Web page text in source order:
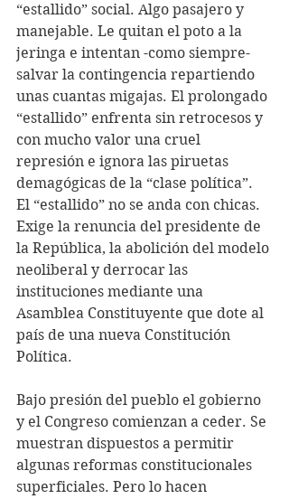
“estallido” social. Algo pasajero y
manejable. Le quitan el poto a la
jeringa e intentan -como siempre-
salvar la contingencia repartiendo
unas cuantas migajas. El prolongado
“estallido” enfrenta sin retrocesos y
con mucho valor una cruel
represión e ignora las piruetas
demagógicas de la “clase política”.
El “estallido” no se anda con chicas.
Exige la renuncia del presidente de
la República, la abolición del modelo
neoliberal y derrocar las
instituciones mediante una
Asamblea Constituyente que dote al
país de una nueva Constitución
Política.
Bajo presión del pueblo el gobierno
y el Congreso comienzan a ceder. Se
muestran dispuestos a permitir
algunas reformas constitucionales
superficiales. Pero lo hacen